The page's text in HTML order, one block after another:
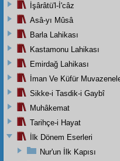
İşârâtü'l-İ'câz
Asâ-yı Mûsâ
Barla Lahikası
Kastamonu Lahikası
Emirdağ Lahikası
İman Ve Küfür
Sikke-i Tasdik-i Gaybî
Muhâkemat
Tarihçe-i Hayat
İlk Dönem Eserleri
Nur'un İlk Kapısı